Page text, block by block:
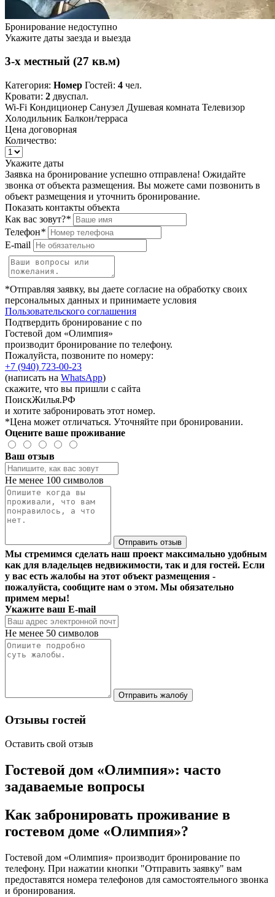
Бронирование недоступно
Укажите даты заезда и выезда
3-х местный (27 кв.м)
Категория: Номер Гостей: 4 чел.
Кровати: 2 двуспал.
Wi-Fi Кондиционер Санузел Душевая комната Телевизор
Холодильник Балкон/терраса
Цена договорная
Количество:
Укажите даты
Заявка на бронирование успешно отправлена! Ожидайте
звонка от объекта размещения. Вы можете сами позвонить в
объект размещения и уточнить бронирование.
Показать контакты объекта
Как вас зовут?*
Телефон*
E-mail
*Отправляя заявку, вы даете согласие на обработку своих
персональных данных и принимаете условия
Пользовательского соглашения
Подтвердить бронирование с по
Гостевой дом «Олимпия»
производит бронирование по телефону.
Пожалуйста, позвоните по номеру:
+7 (940) 723-00-23
(написать на WhatsApp)
скажите, что вы пришли с сайта
ПоискЖилья.РФ
и хотите забронировать этот номер.
*Цена может отличаться. Уточняйте при бронировании.
Оцените ваше проживание
Ваш отзыв
Не менее 100 символов
Отправить отзыв
Мы стремимся сделать наш проект максимально удобным
как для владельцев недвижимости, так и для гостей. Если
у вас есть жалобы на этот объект размещения -
пожалуйста, сообщите нам о этом. Мы обязательно
примем меры!
Укажите ваш E-mail
Не менее 50 символов
Отправить жалобу
Отзывы гостей
Оставить свой отзыв
Гостевой дом «Олимпия»: часто
задаваемые вопросы
Как забронировать проживание в
гостевом доме «Олимпия»?
Гостевой дом «Олимпия» производит бронирование по
телефону. При нажатии кнопки "Отправить заявку" вам
предоставятся номера телефонов для самостоятельного звонка
и бронирования.